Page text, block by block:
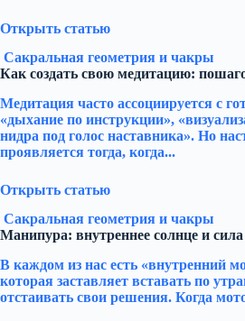
Открыть статью
Сакральная геометрия и чакры
Как создать свою медитацию:
Медитация часто ассоциируется с
«дыхание по инструкции»,
нидра под голос наставника». Но
проявляется тогда, когда...
Открыть статью
Сакральная геометрия и чакры
Манипура: внутреннее солнце и
В каждом из нас есть «внутренний
которая заставляет вставать по
отстаивать свои решения. Когда